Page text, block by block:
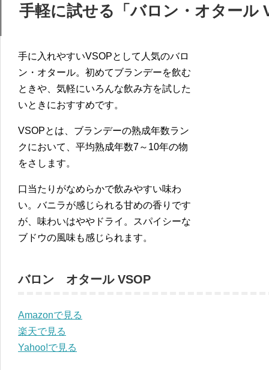
手軽に試せる「バロン・オタール
手に入れやすいVSOPとして人気のバロ
ン・オタール。初めてブランデーを飲む
ときや、気軽にいろんな飲み方を試した
いときにおすすめです。
VSOPとは、ブランデーの熟成年数ラン
クにおいて、平均熟成年数7～10年の物
をさします。
口当たりがなめらかで飲みやすい味わ
い。バニラが感じられる甘めの香りです
が、味わいはややドライ。スパイシーな
ブドウの風味も感じられます。
バロン オタール VSOP
Amazonで見る
楽天で見る
Yahoo!で見る